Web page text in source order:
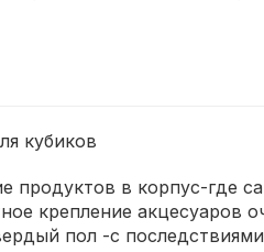
кубиков
продуктов в корпус-где
крепление акцесуаров
пол -с